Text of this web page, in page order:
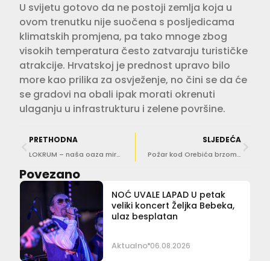
U svijetu gotovo da ne postoji zemlja koja u
ovom trenutku nije suočena s posljedicama
klimatskih promjena, pa tako mnoge zbog
visokih temperatura često zatvaraju turističke
atrakcije. Hrvatskoj je prednost upravo bilo
more kao prilika za osvježenje, no čini se da će
se gradovi na obali ipak morati okrenuti
ulaganju u infrastrukturu i zelene površine.
PRETHODNA
LOKRUM – naša oaza mira!
SLJEDEĆA
Požar kod Orebića brzom intervencijom vatrogasaca stavljen pod kontrolu
Povezano
NOĆ UVALE LAPAD U petak
veliki koncert Željka Bebeka,
ulaz besplatan
Aktualno 06.08.2026